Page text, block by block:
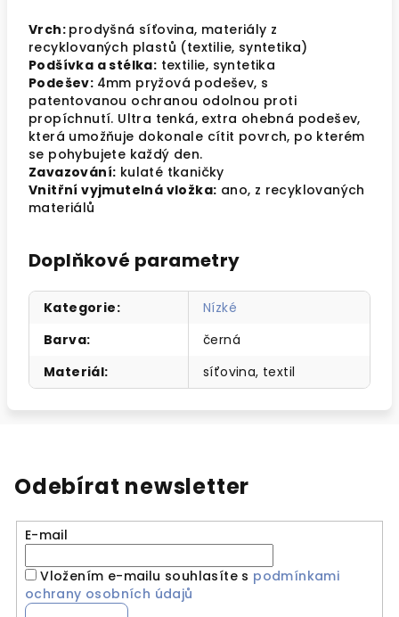
Vrch: prodyšná síťovina, materiály z
recyklovaných plastů (textilie, syntetika)
Podšívka a stélka: textilie, syntetika
Podešev: 4mm pryžová podešev, s
patentovanou ochranou odolnou proti
propíchnutí. Ultra tenká, extra ohebná podešev,
která umožňuje dokonale cítit povrch, po kterém
se pohybujete každý den.
Zavazování: kulaté tkaničky
Vnitřní vyjmutelná vložka: ano, z recyklovaných
materiálů
Doplňkové parametry
Kategorie:
Nízké
Barva:
černá
Materiál: síťovina, textil
Odebírat newsletter
E-mail
Vložením e-mailu souhlasíte s podmínkami
ochrany osobních údajů